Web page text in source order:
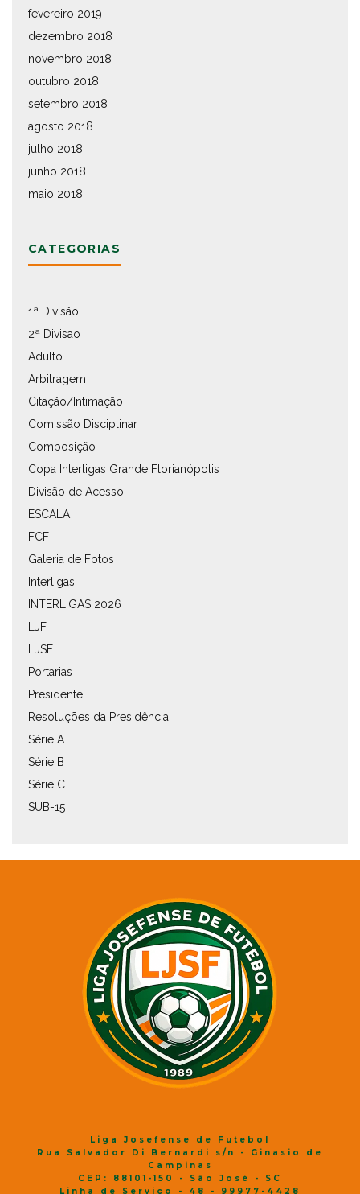
fevereiro 2019
dezembro 2018
novembro 2018
outubro 2018
setembro 2018
agosto 2018
julho 2018
junho 2018
maio 2018
CATEGORIAS
1ª Divisão
2ª Divisao
Adulto
Arbitragem
Citação/Intimação
Comissão Disciplinar
Composição
Copa Interligas Grande Florianópolis
Divisão de Acesso
ESCALA
FCF
Galeria de Fotos
Interligas
INTERLIGAS 2026
LJF
LJSF
Portarias
Presidente
Resoluções da Presidência
Série A
Série B
Série C
SUB-15
Liga Josefense de Futebol
Rua Salvador Di Bernardi s/n - Ginasio de
Campinas
CEP: 88101-150 - São José - SC
Linha de Serviço - 48 - 99977-4428